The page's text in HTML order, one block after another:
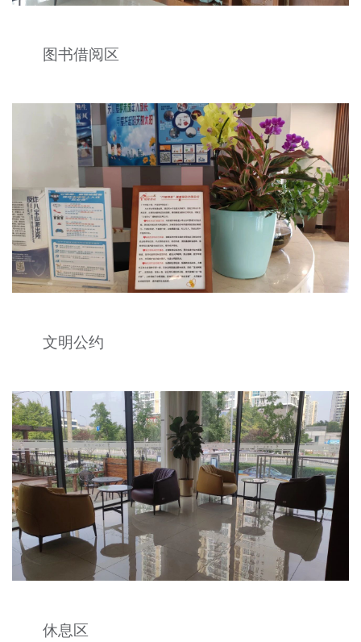
图书借阅区
文明公约
休息区